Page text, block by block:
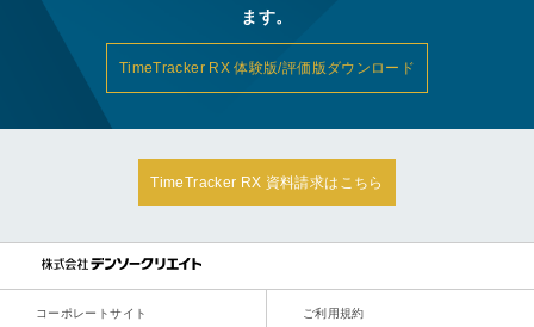
ます。
TimeTracker RX 体験版/評価版ダウンロード
TimeTracker RX 資料請求はこちら
コーポレートサイト ご利用規約